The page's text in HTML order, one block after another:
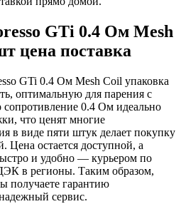
GTi 0.4 Ом Mesh
цена поставка
GTi 0.4 Ом Mesh Coil упаковка
оптимальную для парения с
сопротивление 0.4 Ом идеально
что ценят многие
в виде пяти штук делает покупку
Цена остается доступной, а
и удобно — курьером по
в регионы. Таким образом,
получаете гарантию
сервис.